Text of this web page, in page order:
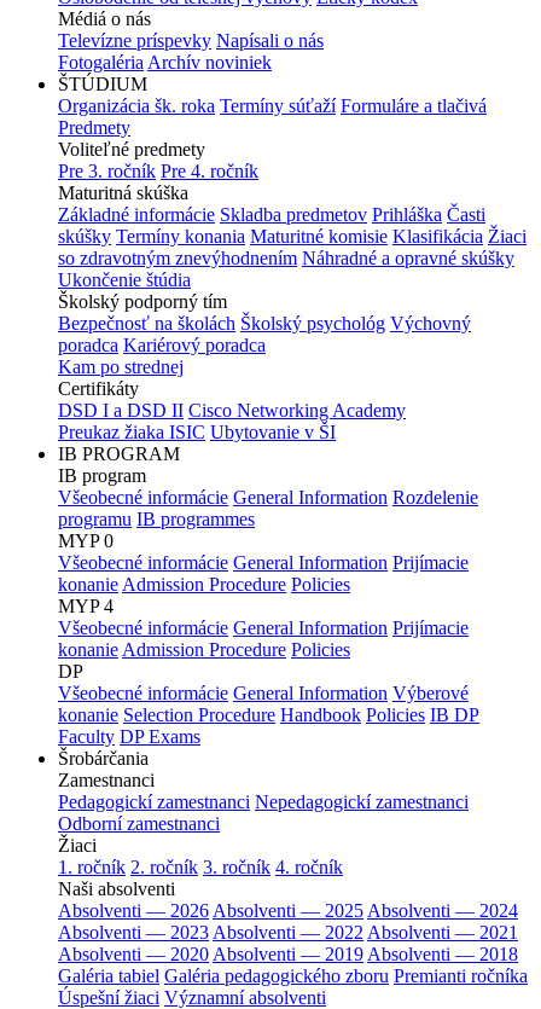
Médiá o nás
Televízne príspevky Napísali o nás
Fotogaléria Archív noviniek
ŠTÚDIUM
Organizácia šk. roka Termíny súťaží Formuláre a tlačivá
Predmety
Voliteľné predmety
Pre 3. ročník Pre 4. ročník
Maturitná skúška
Základné informácie Skladba predmetov Prihláška Časti
skúšky Termíny konania Maturitné komisie Klasifikácia Žiaci
so zdravotným znevýhodnením Náhradné a opravné skúšky
Ukončenie štúdia
Školský podporný tím
Bezpečnosť na školách Školský psychológ Výchovný
poradca Kariérový poradca
Kam po strednej
Certifikáty
DSD I a DSD II Cisco Networking Academy
Preukaz žiaka ISIC Ubytovanie v ŠI
IB PROGRAM
IB program
Všeobecné informácie General Information Rozdelenie
programu IB programmes
MYP 0
Všeobecné informácie General Information Prijímacie
konanie Admission Procedure Policies
MYP 4
Všeobecné informácie General Information Prijímacie
konanie Admission Procedure Policies
DP
Všeobecné informácie General Information Výberové
konanie Selection Procedure Handbook Policies IB DP
Faculty DP Exams
Šrobárčania
Zamestnanci
Pedagogickí zamestnanci Nepedagogickí zamestnanci
Odborní zamestnanci
Žiaci
1. ročník 2. ročník 3. ročník 4. ročník
Naši absolventi
Absolventi — 2026 Absolventi — 2025 Absolventi — 2024
Absolventi — 2023 Absolventi — 2022 Absolventi — 2021
Absolventi — 2020 Absolventi — 2019 Absolventi — 2018
Galéria tabiel Galéria pedagogického zboru Premianti ročníka
Úspešní žiaci Významní absolventi